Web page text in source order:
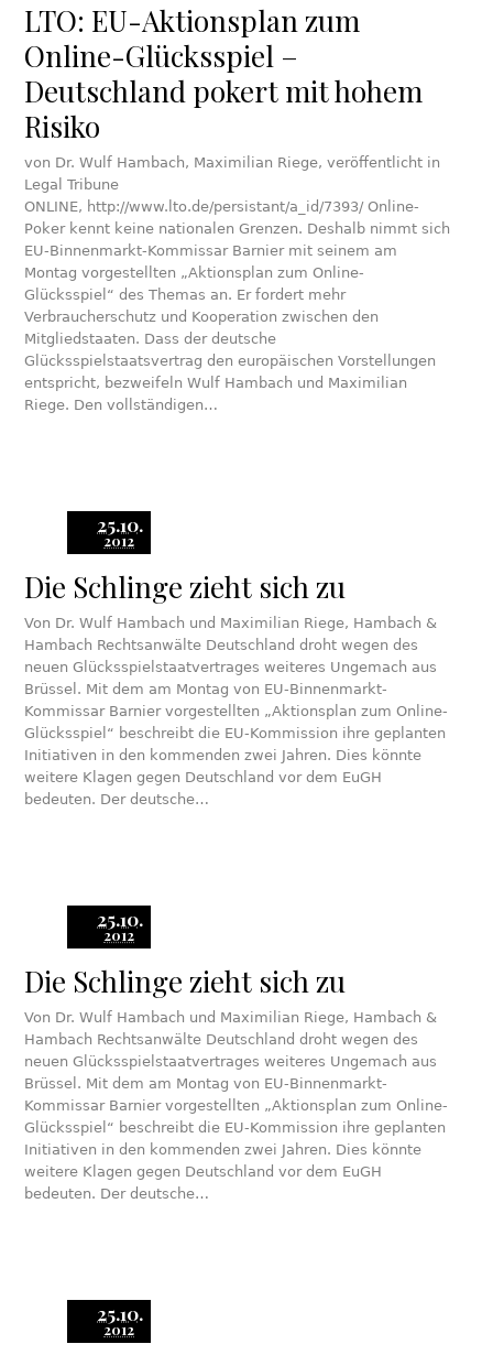
LTO: EU-Aktionsplan zum
Online-Glücksspiel –
Deutschland pokert mit hohem
Risiko
von Dr. Wulf Hambach, Maximilian Riege, veröffentlicht in
Legal Tribune
ONLINE, http://www.lto.de/persistant/a_id/7393/ Online-
Poker kennt keine nationalen Grenzen. Deshalb nimmt sich
EU-Binnenmarkt-Kommissar Barnier mit seinem am
Montag vorgestellten „Aktionsplan zum Online-
Glücksspiel“ des Themas an. Er fordert mehr
Verbraucherschutz und Kooperation zwischen den
Mitgliedstaaten. Dass der deutsche
Glücksspielstaatsvertrag den europäischen Vorstellungen
entspricht, bezweifeln Wulf Hambach und Maximilian
Riege. Den vollständigen…
25.10.
2012
Die Schlinge zieht sich zu
Von Dr. Wulf Hambach und Maximilian Riege, Hambach &
Hambach Rechtsanwälte Deutschland droht wegen des
neuen Glücksspielstaatvertrages weiteres Ungemach aus
Brüssel. Mit dem am Montag von EU-Binnenmarkt-
Kommissar Barnier vorgestellten „Aktionsplan zum Online-
Glücksspiel“ beschreibt die EU-Kommission ihre geplanten
Initiativen in den kommenden zwei Jahren. Dies könnte
weitere Klagen gegen Deutschland vor dem EuGH
bedeuten. Der deutsche…
25.10.
2012
Die Schlinge zieht sich zu
Von Dr. Wulf Hambach und Maximilian Riege, Hambach &
Hambach Rechtsanwälte Deutschland droht wegen des
neuen Glücksspielstaatvertrages weiteres Ungemach aus
Brüssel. Mit dem am Montag von EU-Binnenmarkt-
Kommissar Barnier vorgestellten „Aktionsplan zum Online-
Glücksspiel“ beschreibt die EU-Kommission ihre geplanten
Initiativen in den kommenden zwei Jahren. Dies könnte
weitere Klagen gegen Deutschland vor dem EuGH
bedeuten. Der deutsche…
25.10.
2012